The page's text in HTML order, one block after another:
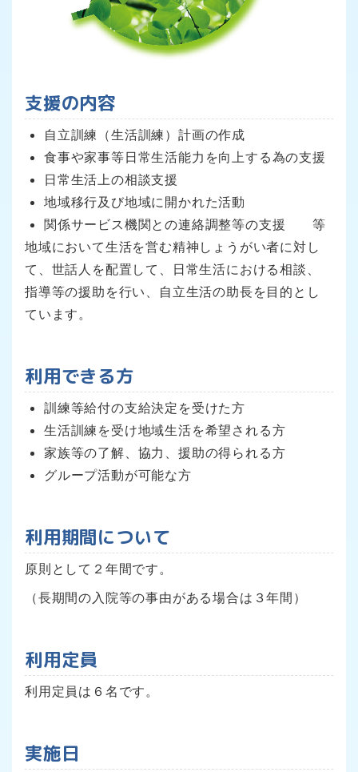
支援の内容
自立訓練（生活訓練）計画の作成
食事や家事等日常生活能力を向上する為の支援
日常生活上の相談支援
地域移行及び地域に開かれた活動
関係サービス機関との連絡調整等の支援 等
地域において生活を営む精神しょうがい者に対し
て、世話人を配置して、日常生活における相談、
指導等の援助を行い、自立生活の助長を目的とし
ています。
利用できる方
訓練等給付の支給決定を受けた方
生活訓練を受け地域生活を希望される方
家族等の了解、協力、援助の得られる方
グループ活動が可能な方
利用期間について
原則として２年間です。
（長期間の入院等の事由がある場合は３年間）
利用定員
利用定員は６名です。
実施日